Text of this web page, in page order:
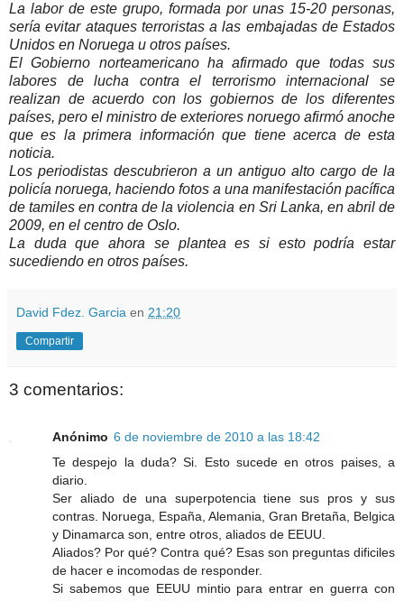
La labor de este grupo, formada por unas 15-20 personas,
sería evitar ataques terroristas a las embajadas de Estados
Unidos en Noruega u otros países.
El Gobierno norteamericano ha afirmado que todas sus
labores de lucha contra el terrorismo internacional se
realizan de acuerdo con los gobiernos de los diferentes
países, pero el ministro de exteriores noruego afirmó anoche
que es la primera información que tiene acerca de esta
noticia.
Los periodistas descubrieron a un antiguo alto cargo de la
policía noruega, haciendo fotos a una manifestación pacífica
de tamiles en contra de la violencia en Sri Lanka, en abril de
2009, en el centro de Oslo.
La duda­ que ahora se plantea es si esto podría estar
sucediendo en otros países.
David Fdez. Garcia en 21:20
Compartir
3 comentarios:
Anónimo 6 de noviembre de 2010 a las 18:42
Te despejo la duda? Si. Esto sucede en otros paises, a
diario.
Ser aliado de una superpotencia tiene sus pros y sus
contras. Noruega, España, Alemania, Gran Bretaña, Belgica
y Dinamarca son, entre otros, aliados de EEUU.
Aliados? Por qué? Contra qué? Esas son preguntas dificiles
de hacer e incomodas de responder.
Si sabemos que EEUU mintio para entrar en guerra con